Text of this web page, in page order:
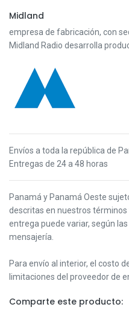
Midland
empresa de fabricación, con
Midland Radio desarrolla
Envíos a toda la república de
Entregas de 24 a 48 horas
Panamá y Panamá Oeste s
descritas en nuestros términos
entrega puede variar, según
mensajería.
Para envío al interior, el costo
limitaciones del proveedor de
Comparte este producto: